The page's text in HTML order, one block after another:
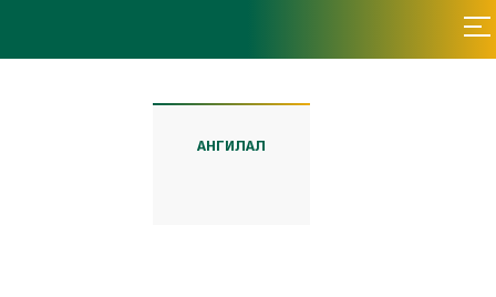
АНГИЛАЛ